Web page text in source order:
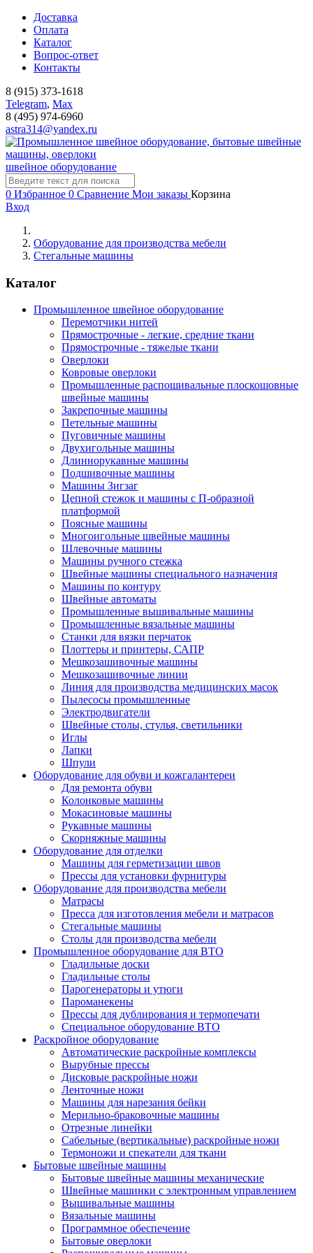
Доставка
Оплата
Каталог
Вопрос-ответ
Контакты
8 (915) 373-1618
Telegram, Мах
8 (495) 974-6960
astra314@yandex.ru
швейное оборудование
0 Избранное 0 Сравнение Мои заказы Корзина
Вход
Оборудование для производства мебели
Стегальные машины
Каталог
Промышленное швейное оборудование
Перемотчики нитей
Прямострочные - легкие, средние ткани
Прямострочные - тяжелые ткани
Оверлоки
Ковровые оверлоки
Промышленные распошивальные плоскошовные
швейные машины
Закрепочные машины
Петельные машины
Пуговичные машины
Двухигольные машины
Длиннорукавные машины
Подшивочные машины
Машины Зигзаг
Цепной стежок и машины с П-образной
платформой
Поясные машины
Многоигольные швейные машины
Шлевочные машины
Машины ручного стежка
Швейные машины специального назначения
Машины по контуру
Швейные автоматы
Промышленные вышивальные машины
Промышленные вязальные машины
Станки для вязки перчаток
Плоттеры и принтеры, САПР
Мешкозашивочные машины
Мешкозашивочные линии
Линия для производства медицинских масок
Пылесосы промышленные
Электродвигатели
Швейные столы, стулья, светильники
Иглы
Лапки
Шпули
Оборудование для обуви и кожгалантереи
Для ремонта обуви
Колонковые машины
Мокасиновые машины
Рукавные машины
Скорняжные машины
Оборудование для отделки
Машины для герметизации швов
Прессы для установки фурнитуры
Оборудование для производства мебели
Матрасы
Пресса для изготовления мебели и матрасов
Стегальные машины
Столы для производства мебели
Промышленное оборудование для ВТО
Гладильные доски
Гладильные столы
Парогенераторы и утюги
Пароманекены
Прессы для дублирования и термопечати
Специальное оборудование ВТО
Раскройное оборудование
Автоматические раскройные комплексы
Вырубные прессы
Дисковые раскройные ножи
Ленточные ножи
Машины для нарезания бейки
Мерильно-браковочные машины
Отрезные линейки
Сабельные (вертикальные) раскройные ножи
Термоножи и спекатели для ткани
Бытовые швейные машины
Бытовые швейные машины механические
Швейные машинки с электронным управлением
Вышивальные машины
Вязальные машины
Программное обеспечение
Бытовые оверлоки